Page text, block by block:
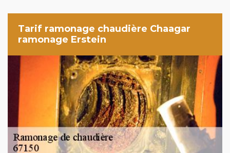
Tarif ramonage chaudière Chaagar
ramonage Erstein